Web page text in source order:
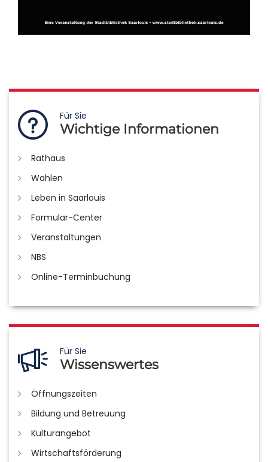
Für Sie
Wichtige Informationen
Rathaus
Wahlen
Leben in Saarlouis
Formular-Center
Veranstaltungen
NBS
Online-Terminbuchung
Für Sie
Wissenswertes
Öffnungszeiten
Bildung und Betreuung
Kulturangebot
Wirtschaftsförderung